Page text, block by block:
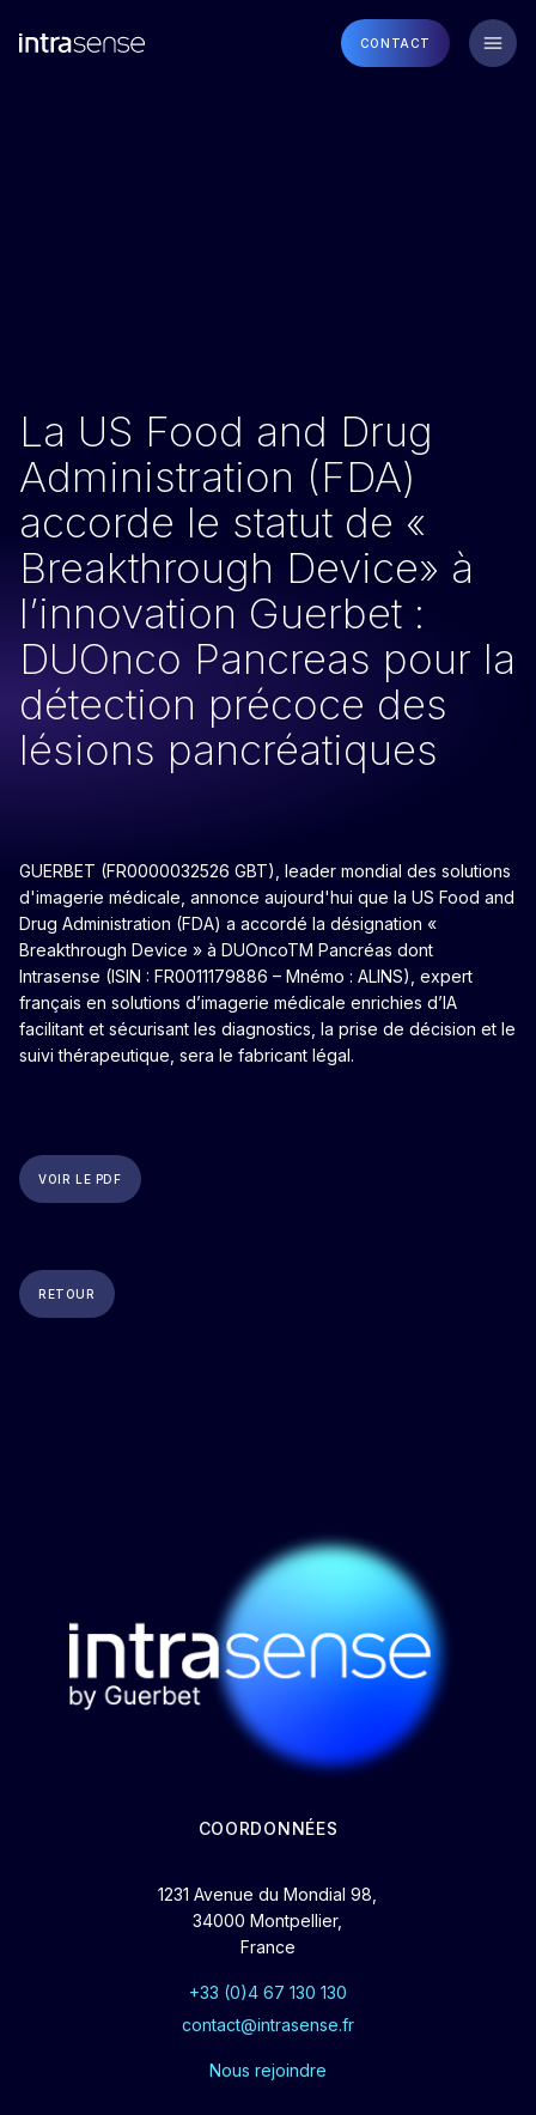
CONTACT
La US Food and Drug
Administration (FDA)
accorde le statut de «
Breakthrough Device» à
l’innovation Guerbet :
DUOnco Pancreas pour la
détection précoce des
lésions pancréatiques
GUERBET (FR0000032526 GBT), leader mondial des solutions
d'imagerie médicale, annonce aujourd'hui que la US Food and
Drug Administration (FDA) a accordé la désignation «
Breakthrough Device » à DUOncoTM Pancréas dont
Intrasense (ISIN : FR0011179886 – Mnémo : ALINS), expert
français en solutions d’imagerie médicale enrichies d’IA
facilitant et sécurisant les diagnostics, la prise de décision et le
suivi thérapeutique, sera le fabricant légal.
VOIR LE PDF
RETOUR
COORDONNÉES
1231 Avenue du Mondial 98,
34000 Montpellier,
France
+33 (0)4 67 130 130
contact@intrasense.fr
Nous rejoindre